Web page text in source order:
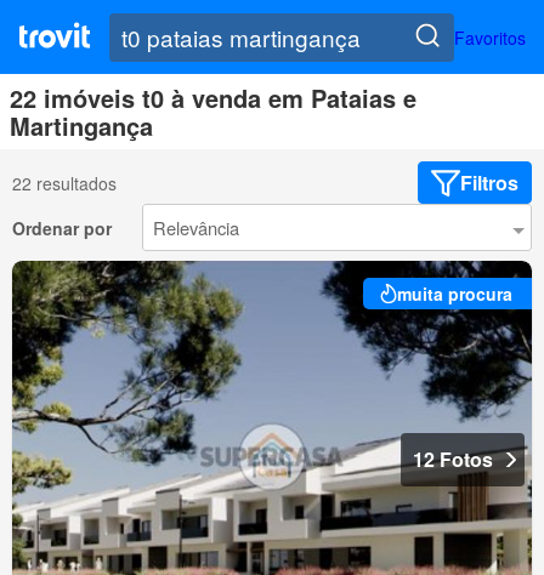
Favoritos
22 imóveis t0 à venda em Pataias e
Martingança
22 resultados Filtros
Ordenar por
muita procura
12 Fotos